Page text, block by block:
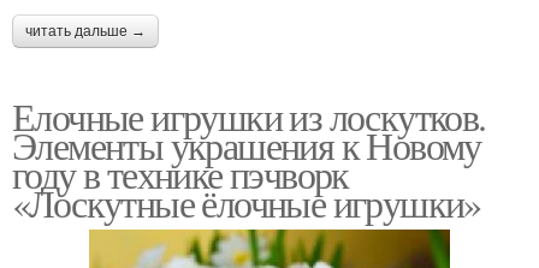
читать дальше →
Елочные игрушки из лоскутков.
Элементы украшения к Новому
году в технике пэчворк
«Лоскутные ёлочные игрушки»